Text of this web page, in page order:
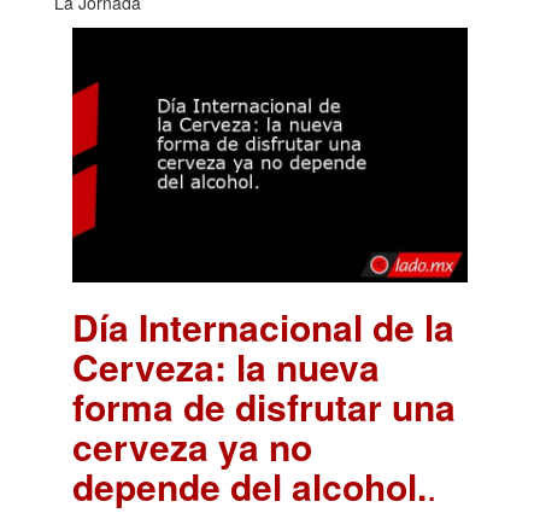
Día Internacional de la
Cerveza: la nueva
forma de disfrutar una
cerveza ya no
depende del alcohol..